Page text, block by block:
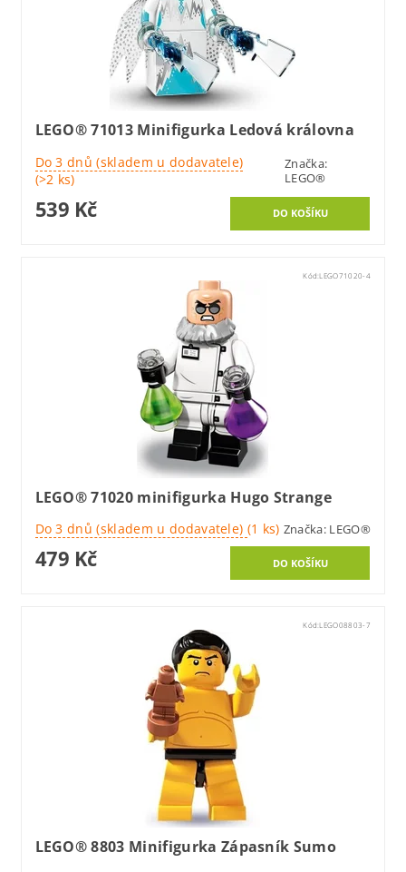
LEGO® 71013 Minifigurka Ledová královna
Do 3 dnů (skladem u dodavatele)
(>2 ks)
Značka:
LEGO®
539 Kč
Kód:LEGO71020-4
LEGO® 71020 minifigurka Hugo Strange
Do 3 dnů (skladem u dodavatele) (1 ks) Značka: LEGO®
479 Kč
Kód:LEGO08803-7
LEGO® 8803 Minifigurka Zápasník Sumo